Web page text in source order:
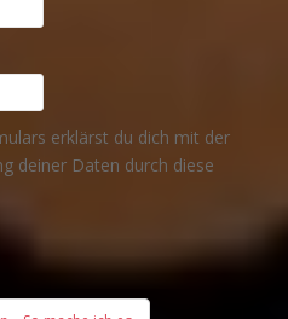
erklärst du dich mit der
deiner Daten durch diese